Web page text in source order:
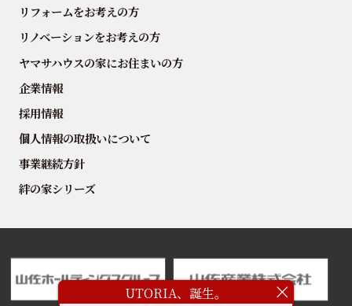
リフォームをお考えの方
リノベーションをお考えの方
ヤマサハウスの家にお住まいの方
企業情報
採用情報
個人情報の取扱いについて
事業継続方針
絆の家シリーズ
UTORIA、誕生。